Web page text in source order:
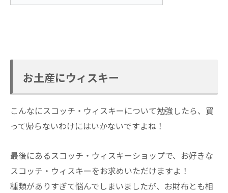
お土産にウィスキー
こんなにスコッチ・ウィスキーについて勉強したら、買
って帰らないわけにはいかないですよね！
最後にあるスコッチ・ウィスキーショップで、お好きな
スコッチ・ウィスキーをお求めいただけますよ！
種類がありすぎて悩んでしまいましたが、お財布とも相